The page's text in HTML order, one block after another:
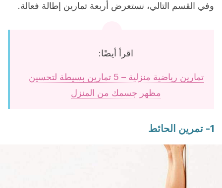
وفي القسم التالي، نستعرض أربعة تمارين إطالة فعالة.
اقرأ أيضًا:
تمارين رياضية منزلية – 5 تمارين بسيطة لتحسين
مظهر جسمك من المنزل
1- تمرين الحائط